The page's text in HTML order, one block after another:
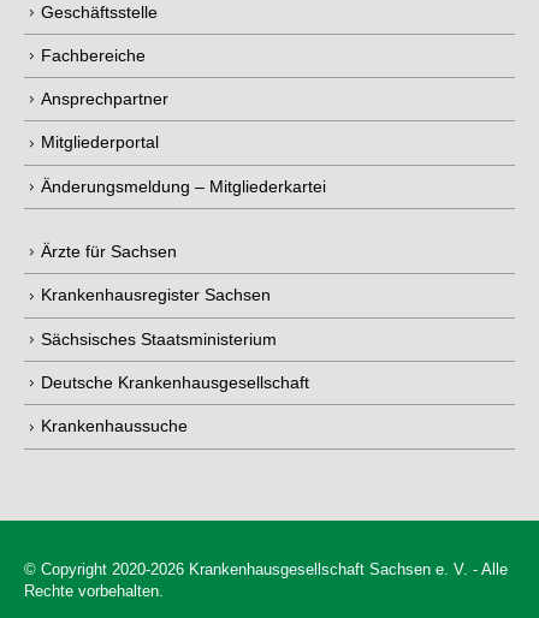
Geschäftsstelle
Fachbereiche
Ansprechpartner
Mitgliederportal
Änderungsmeldung – Mitgliederkartei
Ärzte für Sachsen
Krankenhausregister Sachsen
Sächsisches Staatsministerium
Deutsche Krankenhausgesellschaft
Krankenhaussuche
© Copyright 2020-2026 Krankenhausgesellschaft Sachsen e. V. - Alle
Rechte vorbehalten.